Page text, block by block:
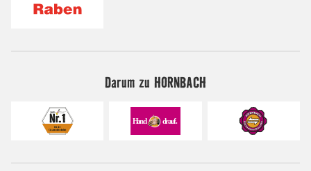
Darum zu HORNBACH